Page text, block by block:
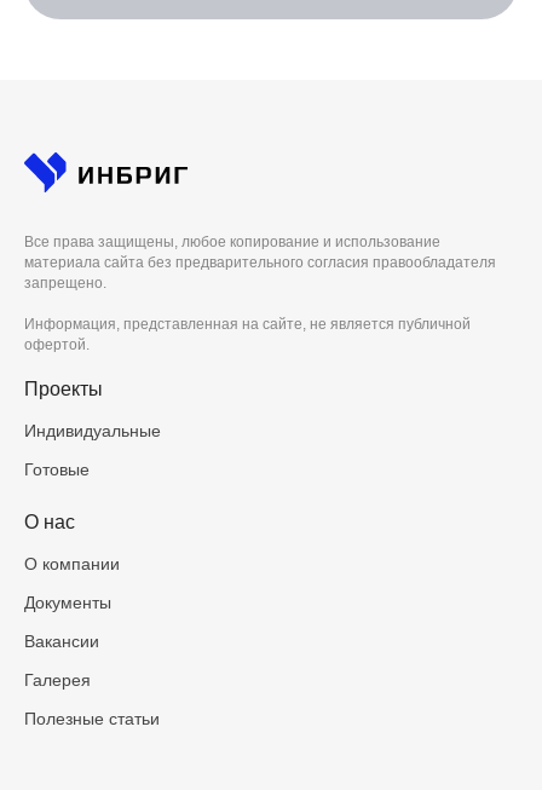
Все права защищены, любое копирование и использование
материала сайта без предварительного согласия правообладателя
запрещено.
Информация, представленная на сайте, не является публичной
офертой.
Проекты
Индивидуальные
Готовые
О нас
О компании
Документы
Вакансии
Галерея
Полезные статьи